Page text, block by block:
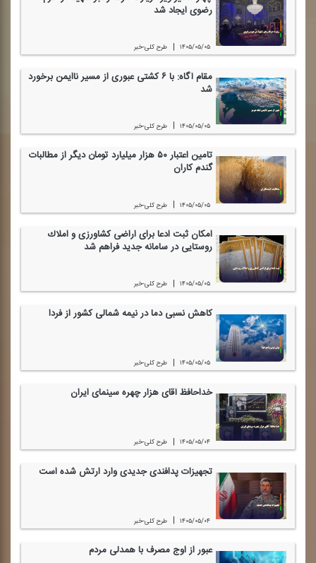
رضوی ایجاد شد
۱۴۰۵/۰۵/۰۵ | طرح كلی-خبر
مقام آگاه: با ۶ كشتی عبوری از مسیر ناایمن برخورد
شد
۱۴۰۵/۰۵/۰۵ | طرح كلی-خبر
تامین اعتبار ۵۰ هزار میلیارد تومان دیگر از مطالبات
گندم كاران
۱۴۰۵/۰۵/۰۵ | طرح كلی-خبر
امكان ثبت ادعا برای اراضی كشاورزی و املاك
روستایی در سامانه جدید فراهم شد
۱۴۰۵/۰۵/۰۵ | طرح كلی-خبر
كاهش نسبی دما در نیمه شمالی كشور از فردا
۱۴۰۵/۰۵/۰۵ | طرح كلی-خبر
خداحافظ آقای هزار چهره سینمای ایران
۱۴۰۵/۰۵/۰۴ | طرح كلی-خبر
تجهیزات پدافندی جدیدی وارد ارتش شده است
۱۴۰۵/۰۵/۰۴ | طرح كلی-خبر
عبور از اوج مصرف با همدلی مردم